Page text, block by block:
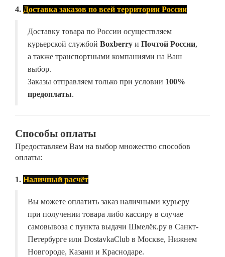
4. Доставка заказов по всей территории России
Доставку товара по России осуществляем
курьерской службой Boxberry и Почтой России,
а также транспортными компаниями на Ваш
выбор.
Заказы отправляем только при условии 100%
предоплаты.
Способы оплаты
Предоставляем Вам на выбор множество способов
оплаты:
1. Наличный расчёт
Вы можете оплатить заказ наличными курьеру
при получении товара либо кассиру в случае
самовывоза с пункта выдачи Шмелёк.ру в Санкт-
Петербурге или DostavkaClub в Москве, Нижнем
Новгороде, Казани и Краснодаре.